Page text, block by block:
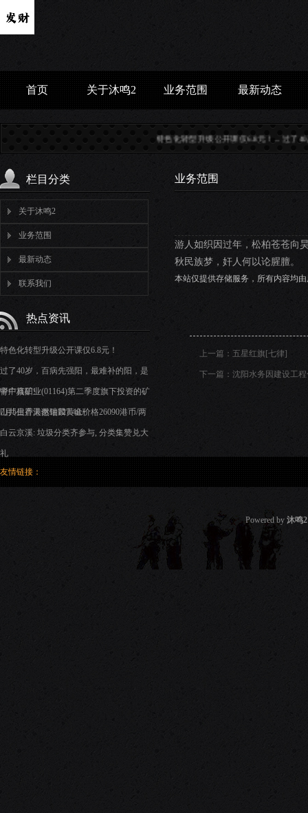
首页 关于沐鸣2 业务范围 最新动态
特色化转型升级公开课仅6.8元！... 过了40岁，百病
栏目分类
关于沐鸣2
业务范围
最新动态
联系我们
热点资讯
特色化转型升级公开课仅6.8元！
过了40岁，百病先强阳，最难补的阳，是
肾中真阳!
中广核矿业(01164)第二季度旗下投资的矿
山共生产天然铀727.4tU
7月5日香港谢瑞麟黄金价格26090港币/两
白云京溪: 垃圾分类齐参与, 分类集赞兑大
礼
业务范围
游人如织因过年，松柏苍苍向
秋民族梦，奸人何以论腥膻。
本站仅提供存储服务，所有内容均
上一篇： 五星红旗[七律]
下一篇： 沈阳水务因建设工
友情链接：
Powered by 沐鸣2